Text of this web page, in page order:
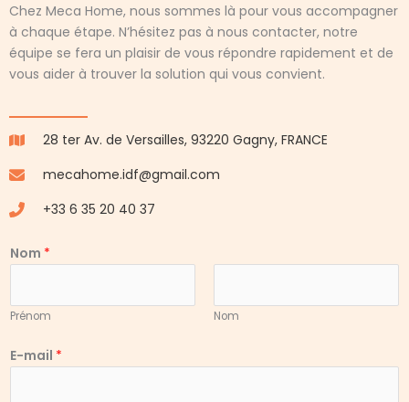
Chez Meca Home, nous sommes là pour vous accompagner
à chaque étape. N’hésitez pas à nous contacter, notre
équipe se fera un plaisir de vous répondre rapidement et de
vous aider à trouver la solution qui vous convient.
28 ter Av. de Versailles, 93220 Gagny, FRANCE
mecahome.idf@gmail.com
+33 6 35 20 40 37
Nom *
Prénom Nom
C
E-mail *